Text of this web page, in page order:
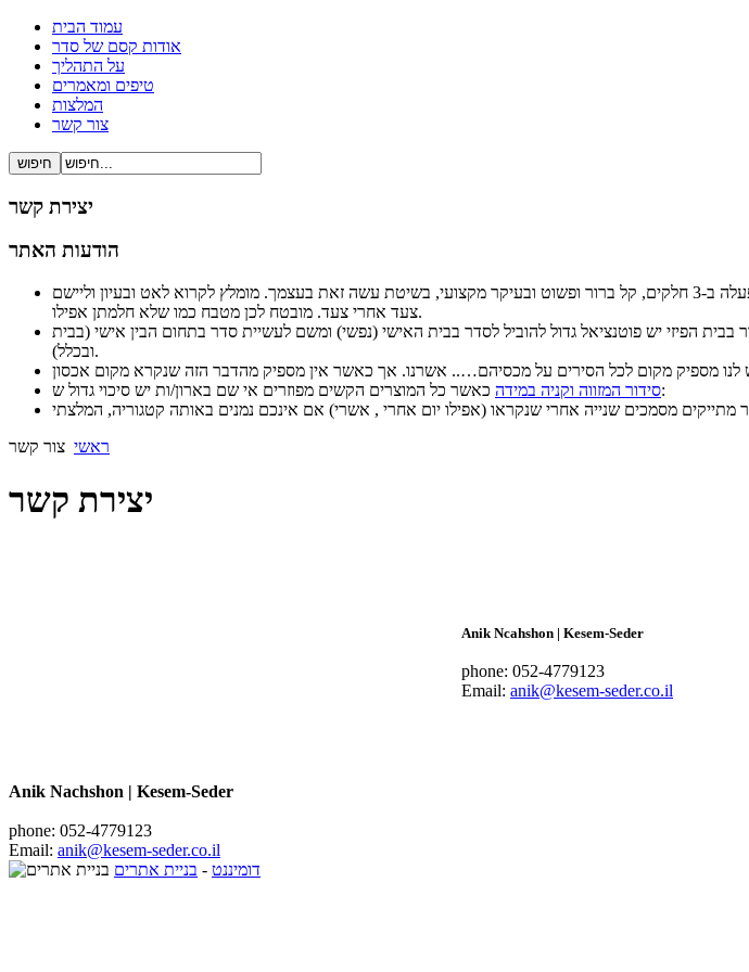
עמוד הבית
אודות קסם של סדר
על התהליך
טיפים ומאמרים
המלצות
צור קשר
יצירת קשר
הודעות האתר
סידור המטבח - חוברת הפעלה ב-3 חלקים, קל ברור ופשוט ובעיקר מקצועי, בשיטת עשה זאת בעצמך. מומלץ לקרוא לאט ובעיון וליישם
צעד אחרי צעד. מובטח לכן מטבח כמו שלא חלמתן אפילו.
בבית הפיזי יש פוטנציאל גדול להוביל לסדר בבית האישי (נפשי) ומשם לעשיית סדר בתחום הבין אישי (בבית
ובכלל).
סידור המזווה וקניה במידהכאשר כל המוצרים הקשים מפוזרים אי שם בארון/ות יש סיכוי גדול ש:
ראשי צור קשר
יצירת קשר
Anik Ncahshon | Kesem-Seder
phone: 052-4779123
Email: anik@kesem-seder.co.il
Anik Nachshon | Kesem-Seder
phone: 052-4779123
Email: anik@kesem-seder.co.il
דומיננט - בניית אתרים